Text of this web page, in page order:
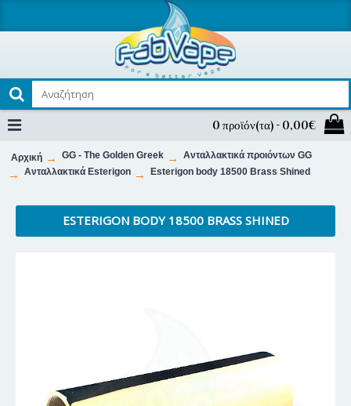
0 προϊόν(τα) - 0,00€
Αρχική GG - The Golden Greek
Ανταλλακτικά προιόντων GG
Ανταλλακτικά Esterigon
Esterigon body 18500 Brass Shined
ESTERIGON BODY 18500 BRASS SHINED